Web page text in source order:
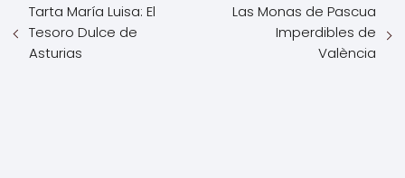
Tarta María Luisa: El
Tesoro Dulce de
Asturias
Las Monas de Pascua
Imperdibles de
València